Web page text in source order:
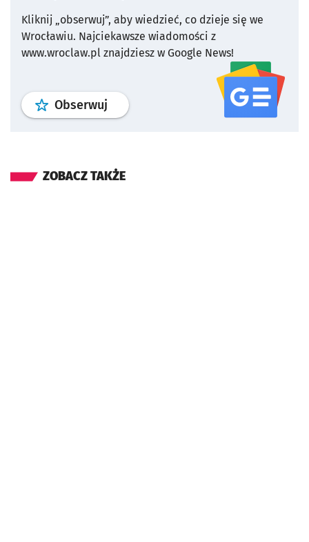
Kliknij „obserwuj”, aby wiedzieć, co dzieje się we
Wrocławiu. Najciekawsze wiadomości z
www.wroclaw.pl znajdziesz w Google News!
Obserwuj profil serwisu
ZOBACZ TAKŻE